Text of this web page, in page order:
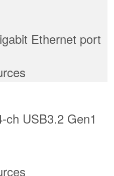
Ethernet port
ch USB3.2 Gen1